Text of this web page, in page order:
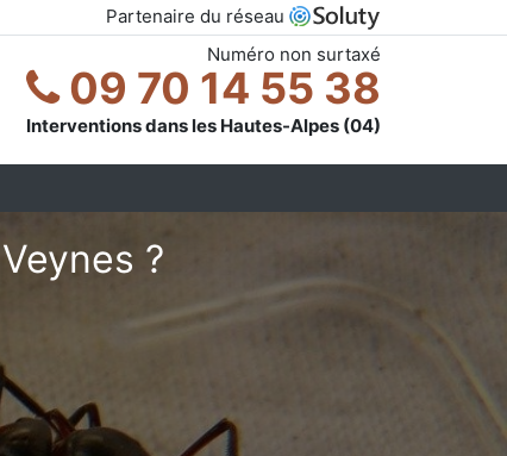
Partenaire du réseau
Numéro non surtaxé
09 70 14 55 38
Interventions dans les Hautes-Alpes (04)
?